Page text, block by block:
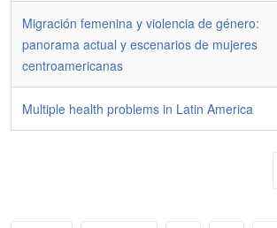
Migración femenina y violencia de género:
panorama actual y escenarios de mujeres
centroamericanas
Multiple health problems in Latin America